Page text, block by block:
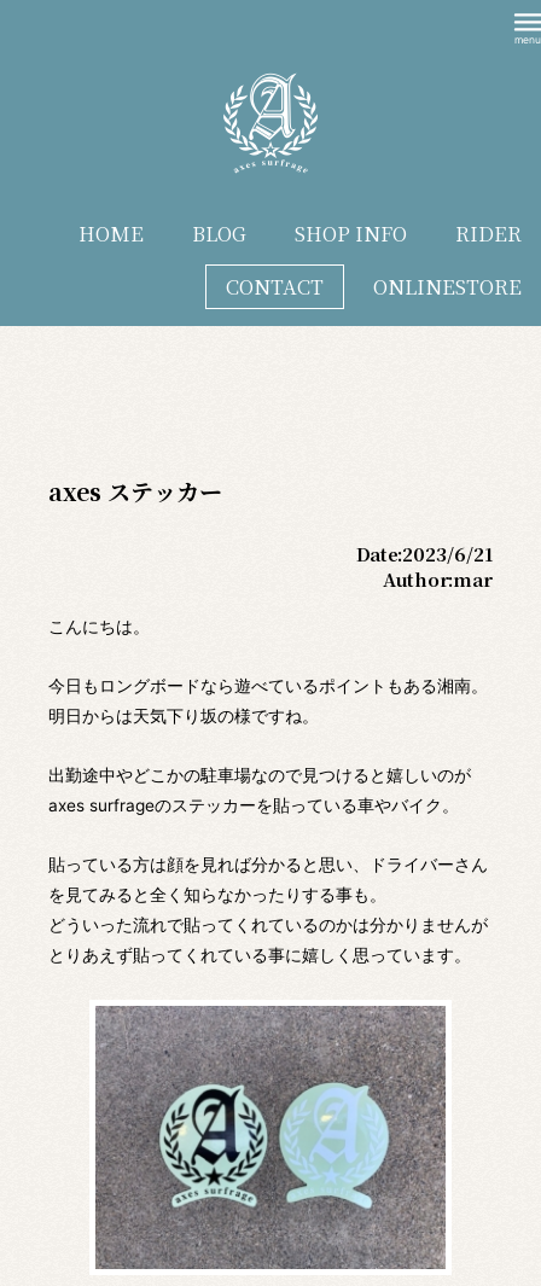
HOME BLOG SHOP INFO
RIDER
CONTACT
ONLINESTORE
axes ステッカー
Date:2023/6/21
Author:mar
こんにちは。
今日もロングボードなら遊べているポイントもある湘南。
明日からは天気下り坂の様ですね。
出勤途中やどこかの駐車場なので見つけると嬉しいのが
axes surfrageのステッカーを貼っている車やバイク。
貼っている方は顔を見れば分かると思い、ドライバーさん
を見てみると全く知らなかったりする事も。
どういった流れで貼ってくれているのかは分かりませんが
とりあえず貼ってくれている事に嬉しく思っています。